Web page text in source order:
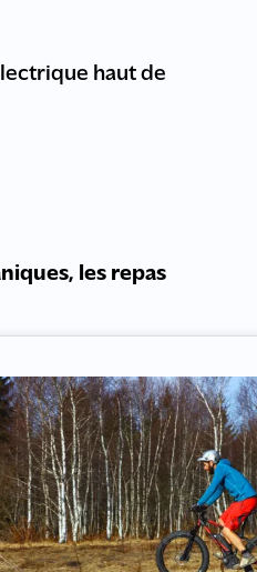
haut de
les repas